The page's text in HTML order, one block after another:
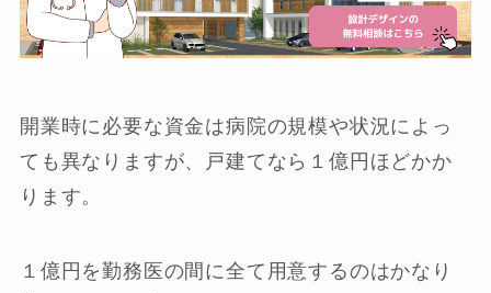
開業時に必要な資金は病院の規模や状況によっ
ても異なりますが、戸建てなら１億円ほどかか
ります。
１億円を勤務医の間に全て用意するのはかなり